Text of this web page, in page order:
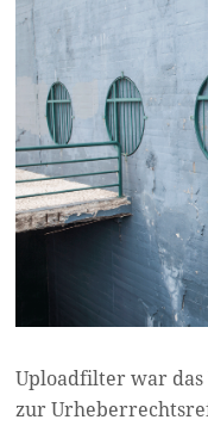
Uploadfilter war
zur